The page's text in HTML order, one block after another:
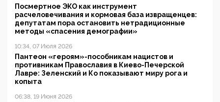
Посмертное ЭКО как инструмент
расчеловечивания и кормовая база извращенцев:
депутатам пора остановить нетрадиционные
методы «спасения демографии»
10:34, 07 Июля 2026
Пантеон «героям»-пособникам нацистов и
противникам Православия в Киево-Печерской
Лавре: Зеленский и Ко показывают миру рога и
копыта
06:38, 19 Июня 2026